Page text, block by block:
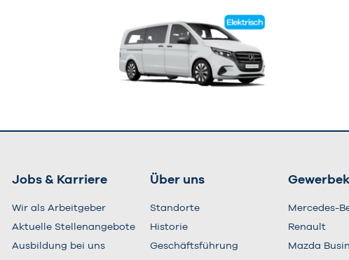
Jobs & Karriere
Wir als Arbeitgeber
Aktuelle Stellenangebote
Ausbildung bei uns
Über uns
Standorte
Historie
Geschäftsführung
Mercedes-
Renault
Mazda